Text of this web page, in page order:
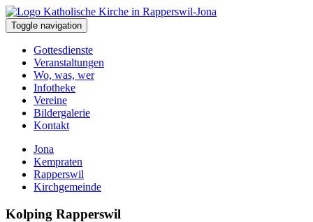
Toggle navigation
Gottesdienste
Veranstaltungen
Wo, was, wer
Infotheke
Vereine
Bildergalerie
Kontakt
Jona
Kempraten
Rapperswil
Kirchgemeinde
Kolping Rapperswil